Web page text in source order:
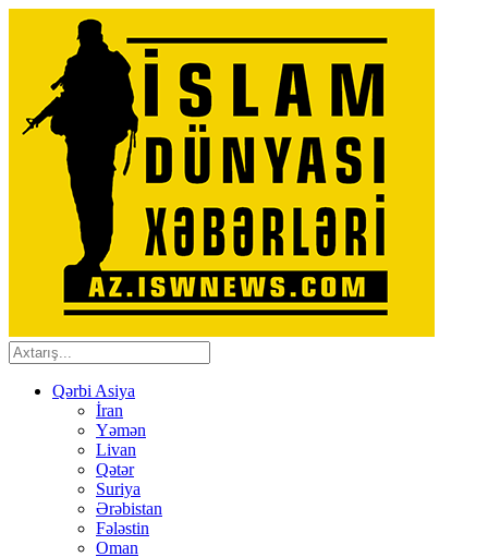
Qərbi Asiya
İran
Yəmən
Livan
Qətər
Suriya
Ərəbistan
Fələstin
Oman